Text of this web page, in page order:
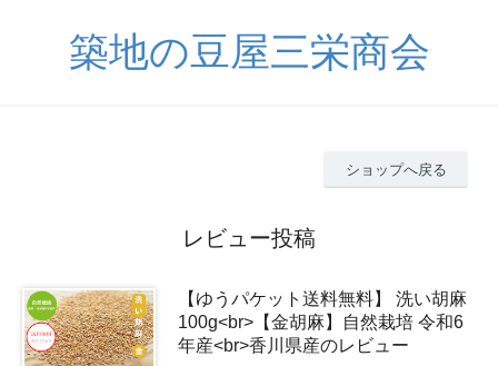
築地の豆屋三栄商会
ショップへ戻る
レビュー投稿
【ゆうパケット送料無料】 洗い胡麻
100g<br>【金胡麻】自然栽培 令和6
年産<br>香川県産のレビュー